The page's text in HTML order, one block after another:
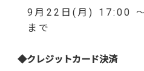
9月22日(月) 17:00
まで
◆クレジットカード決済